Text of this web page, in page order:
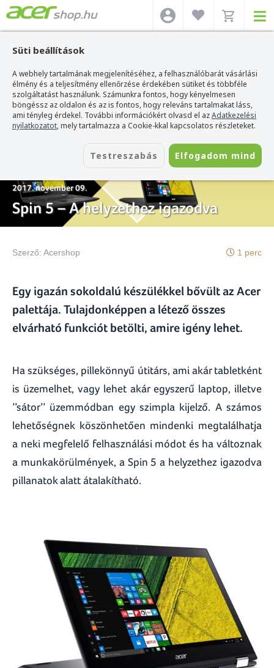
Süti beállítások
A webhely tartalmának megjelenítéséhez, a felhasználóbarát vásárlási
élmény és a teljesítmény ellenőrzése érdekében sütiket és többféle
szolgáltatást használunk. Számunkra fontos, hogy kényelmesen
böngéssz az oldalon és az is fontos, hogy releváns tartalmakat láss,
ami tényleg érdekel. További információkért olvasd el azAdatkezelési
nyilatkozatot, mely tartalmazza a Cookie-kkal kapcsolatos részleteket.
Testreszabás Elfogadom mind
Acer webshop>Hírek>Spin 5 – A helyzethez igazodva
2017. november 09.
Spin 5 – A helyzethez igazodva
Szerző: Acershop 1 perc
Egy igazán sokoldalú készülékkel bővült az Acer
palettája. Tulajdonképpen a létező összes
elvárható funkciót betölti, amire igény lehet.
Ha szükséges, pillekönnyű útitárs, ami akár tabletként
is üzemelhet, vagy lehet akár egyszerű laptop, illetve
’’sátor’’ üzemmódban egy szimpla kijelző. A számos
lehetőségnek köszönhetően mindenki megtalálhatja
a neki megfelelő felhasználási módot és ha változnak
a munkakörülmények, a Spin 5 a helyzethez igazodva
pillanatok alatt átalakítható.